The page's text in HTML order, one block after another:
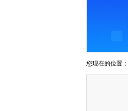
您现在的位置：